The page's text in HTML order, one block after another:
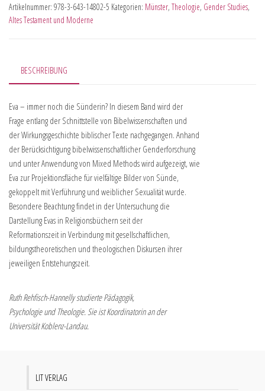
Artikelnummer: 978-3-643-14802-5 Kategorien: Münster, Theologie, Gender Studies,
Altes Testament und Moderne
BESCHREIBUNG
Eva – immer noch die Sünderin? In diesem Band wird der
Frage entlang der Schnittstelle von Bibelwissenschaften und
der Wirkungsgeschichte biblischer Texte nachgegangen. Anhand
der Berücksichtigung bibelwissenschaftlicher Genderforschung
und unter Anwendung von Mixed Methods wird aufgezeigt, wie
Eva zur Projektionsfläche für vielfältige Bilder von Sünde,
gekoppelt mit Verführung und weiblicher Sexualität wurde.
Besondere Beachtung findet in der Untersuchung die
Darstellung Evas in Religionsbüchern seit der
Reformationszeit in Verbindung mit gesellschaftlichen,
bildungstheoretischen und theologischen Diskursen ihrer
jeweiligen Entstehungszeit.
Ruth Rehfisch-Hannelly studierte Pädagogik,
Psychologie und Theologie. Sie ist Koordinatorin an der
Universität Koblenz-Landau.
LIT VERLAG